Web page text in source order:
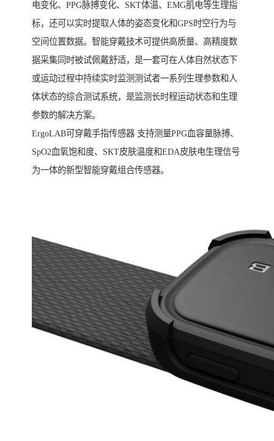
电变化、PPG脉搏变化、SKT体温、EMG肌电等生理指
标，还可以实时提取人体的姿态变化和GPS时空行为与
空间位置数据。智能穿戴技术可提供高质量、高精度数
据采集同时被试佩戴舒适，是一套可在人体自然状态下
或运动过程中持续实时监测测试者一系列生理参数和人
体状态的综合测试系统，是监测长时程运动状态和生理
参数的解决方案。
ErgoLAB可穿戴手指传感器 支持测量PPG血容量脉搏、
SpO2血氧饱和度、SKT皮肤温度和EDA皮肤电生理信号
为一体的新型智能穿戴组合传感器。